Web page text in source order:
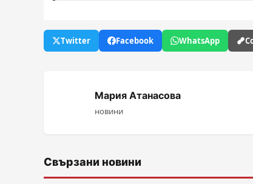
Twitter Facebook WhatsApp
Мария Атанасова
новини
Свързани новини